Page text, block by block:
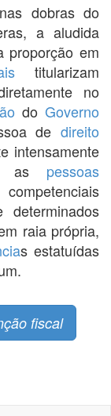
dobras do
a aludida
proporção em
titularizam
no
doGoverno
de direito
intensamente
as pessoas
raia própria,
s estatuídas
fiscal